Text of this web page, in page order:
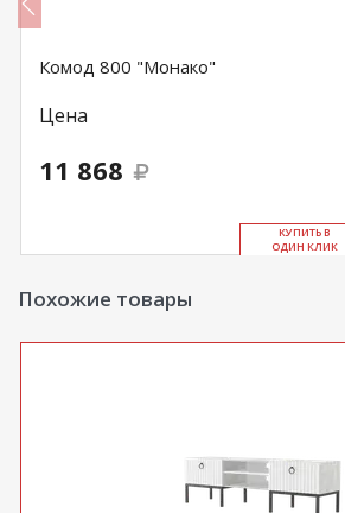
Комод 800 "Монако"
Цена
11 868
КУ­ПИТЬ В
ОДИН КЛИК
Похожие товары